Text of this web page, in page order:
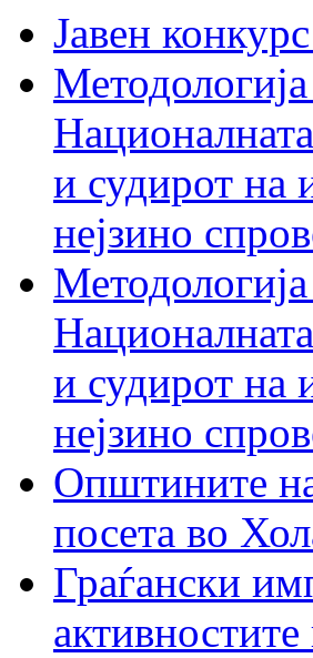
Јавен
и судирот на
нејзино
и судирот на
нејзино
Општините на
посета во
Граѓански